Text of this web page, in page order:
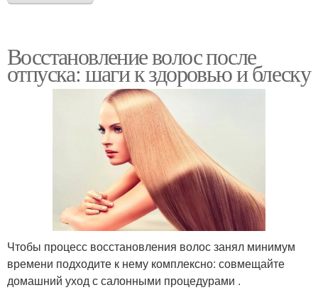
Восстановление волос после
отпуска: шаги к здоровью и блеску
Чтобы процесс восстановления волос занял минимум
времени подходите к нему комплексно: совмещайте
домашний уход с салонными процедурами .